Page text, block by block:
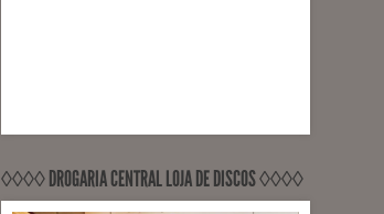
◊◊◊◊ DROGARIA CENTRAL LOJA DE DISCOS ◊◊◊◊